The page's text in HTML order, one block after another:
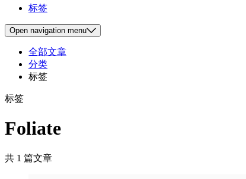
标签
Open navigation menu
全部文章
分类
标签
标签
Foliate
共 1 篇文章